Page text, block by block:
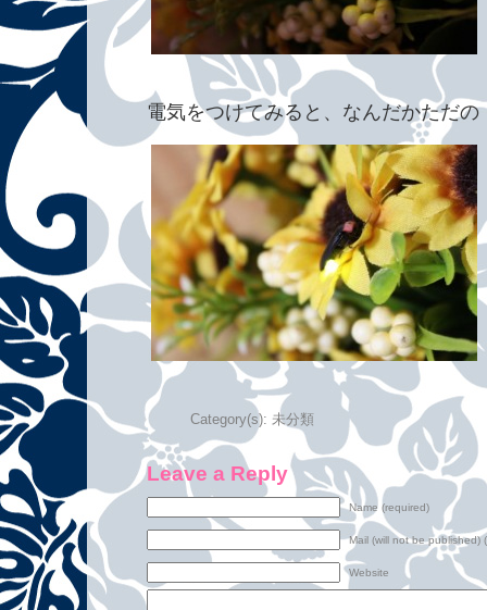
電気をつけてみると、なんだかただ
Category(s): 未分類
Leave a Reply
Name (required)
Mail (will not be published)
Website